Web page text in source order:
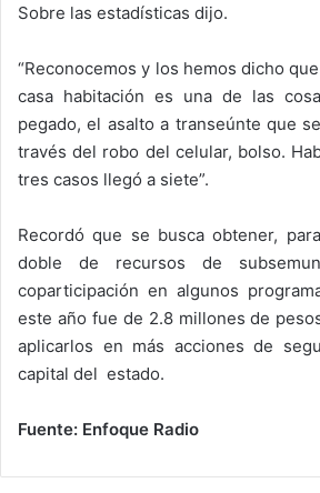
Sobre las estadísticas dijo.
“Reconocemos y los hemos dicho
casa habitación es una de las
pegado, el asalto a transeúnte que
través del robo del celular, bolso.
tres casos llegó a siete”.
Recordó que se busca obtener,
doble de recursos de
coparticipación en algunos
este año fue de 2.8 millones de
aplicarlos en más acciones de
capital del estado.
Fuente: Enfoque Radio